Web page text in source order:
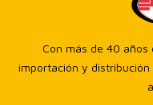
Con más de 40 años
importación y